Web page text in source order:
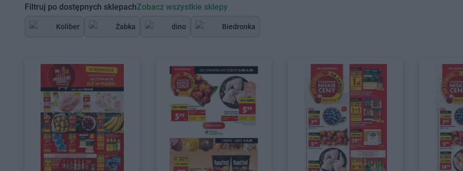
Filtruj po dostępnych sklepachZobacz wszystkie sklepy
Koliber Żabka dino Biedronka